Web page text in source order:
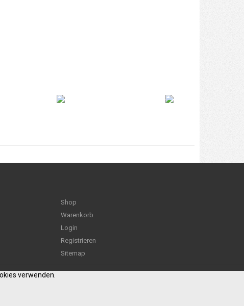
Shop
Warenkorb
Login
Registrieren
Sitemap
verwenden.